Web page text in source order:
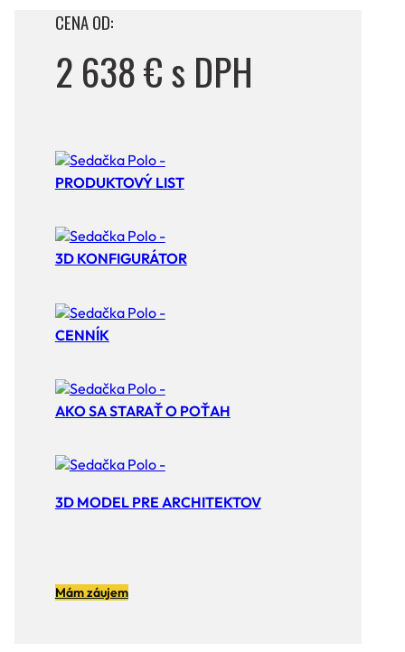
CENA OD:
2 638 € s DPH
PRODUKTOVÝ LIST
3D KONFIGURÁTOR
CENNÍK
AKO SA STARAŤ O POŤAH
3D MODEL PRE ARCHITEKTOV
Mám záujem